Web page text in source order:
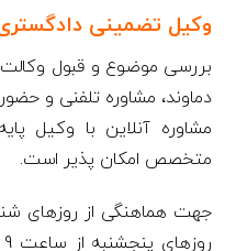
وکیل تضمینی
بررسی موضوع و قبول
دماوند، مشاوره تلفنی و
مشاوره آنلاین با وکیل
متخصص امکان پذیر است.